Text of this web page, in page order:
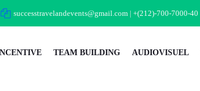
successtravelandevents@gmail.com | +(212)-700-7000-40
TEAM BUILDING AUDIOVISUEL